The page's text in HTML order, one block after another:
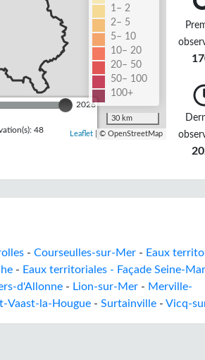
2026
48
1– 2
2– 5
5– 10
10– 20
20– 50
50– 100
100+
30 km
Leaflet| © OpenStreetMap
- Courseulles-sur-Mer - Eaux
- Eaux territoriales - Façade Seine-
d'Allonne - Lion-sur-Mer - Merville-
Vaast-la-Hougue - Surtainville - Vicq-